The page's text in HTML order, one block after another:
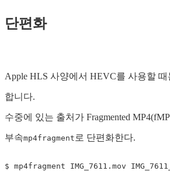
단편화
Apple HLS 사양에서 HEVC를 사용할
합니다.
수중에 있는 출처가 Fragmented
부속mp4fragment 로 단편화한다.
$ mp4fragment IMG_7611.mov